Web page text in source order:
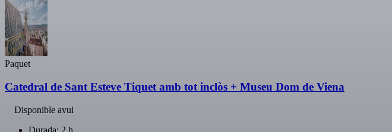
Paquet
Catedral de Sant Esteve Tiquet amb tot inclòs + Museu Dom de Viena
Disponible avui
Durada: 2 h